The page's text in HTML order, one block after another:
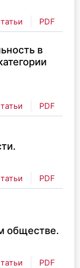
PDF
в
PDF
PDF
обществе.
PDF